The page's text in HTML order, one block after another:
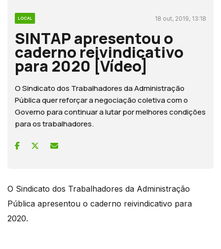
LOCAL 18 out, 2019, 13:18
SINTAP apresentou o
caderno reivindicativo
para 2020 [Vídeo]
O Sindicato dos Trabalhadores da Administração
Pública quer reforçar a negociação coletiva com o
Governo para continuar a lutar por melhores condições
para os trabalhadores.
O Sindicato dos Trabalhadores da Administração
Pública apresentou o caderno reivindicativo para
2020.